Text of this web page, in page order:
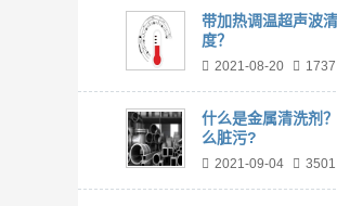
带加热调温超声波
度？
2021-08-20 1737
什么是金属清洗剂
么脏污?
2021-09-04 3501